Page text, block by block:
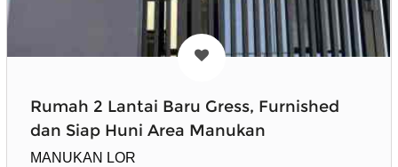
Rumah 2 Lantai Baru Gress, Furnished
dan Siap Huni Area Manukan
MANUKAN LOR